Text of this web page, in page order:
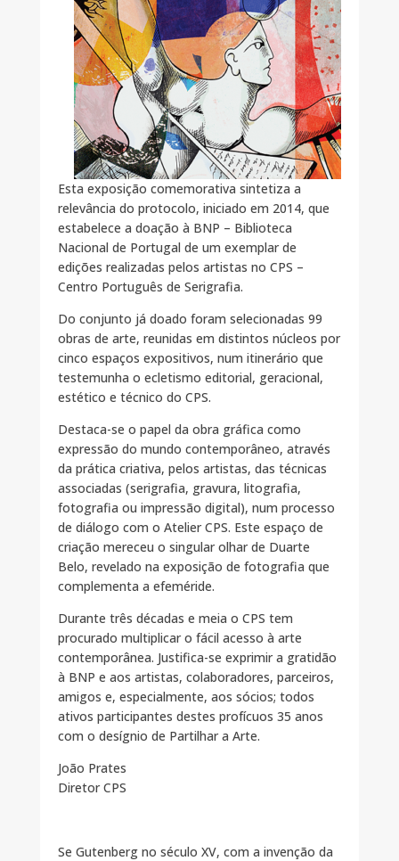
Esta exposição comemorativa sintetiza a
relevância do protocolo, iniciado em 2014, que
estabelece a doação à BNP – Biblioteca
Nacional de Portugal de um exemplar de
edições realizadas pelos artistas no CPS –
Centro Português de Serigrafia.
Do conjunto já doado foram selecionadas 99
obras de arte, reunidas em distintos núcleos por
cinco espaços expositivos, num itinerário que
testemunha o ecletismo editorial, geracional,
estético e técnico do CPS.
Destaca-se o papel da obra gráfica como
expressão do mundo contemporâneo, através
da prática criativa, pelos artistas, das técnicas
associadas (serigrafia, gravura, litografia,
fotografia ou impressão digital), num processo
de diálogo com o Atelier CPS. Este espaço de
criação mereceu o singular olhar de Duarte
Belo, revelado na exposição de fotografia que
complementa a efeméride.
Durante três décadas e meia o CPS tem
procurado multiplicar o fácil acesso à arte
contemporânea. Justifica-se exprimir a gratidão
à BNP e aos artistas, colaboradores, parceiros,
amigos e, especialmente, aos sócios; todos
ativos participantes destes profícuos 35 anos
com o desígnio de Partilhar a Arte.
João Prates
Diretor CPS
Se Gutenberg no século XV, com a invenção da